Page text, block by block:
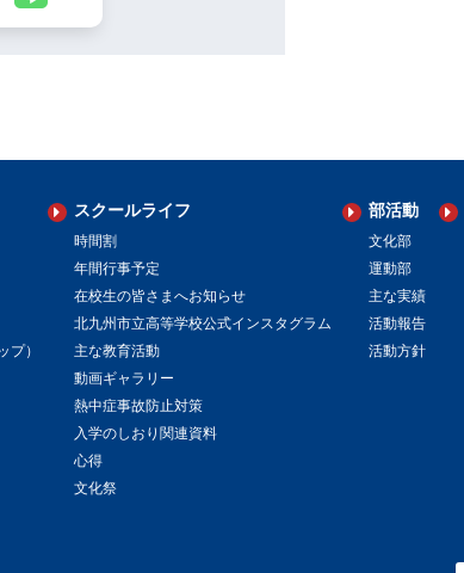
プ）
スクールライフ
時間割
年間行事予定
在校生の皆さまへお知らせ
北九州市立高等学校公式インスタグラム
主な教育活動
動画ギャラリー
熱中症事故防止対策
入学のしおり関連資料
心得
文化祭
部活動
文化部
運動部
主な実績
活動報告
活動方針